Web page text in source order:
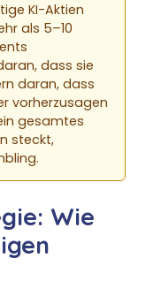
KI-Aktien
als 5–10
dass sie
daran, dass
vorherzusagen
gesamtes
steckt,
Wie